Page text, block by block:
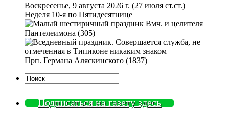
Воскресенье, 9 августа 2026 г. (27 июля ст.ст.)
Неделя 10-я по Пятидесятнице
Вмч. и целителя
Пантелеимона (305)
Прп. Германа Аляскинского (1837)
Подписаться на газету здесь